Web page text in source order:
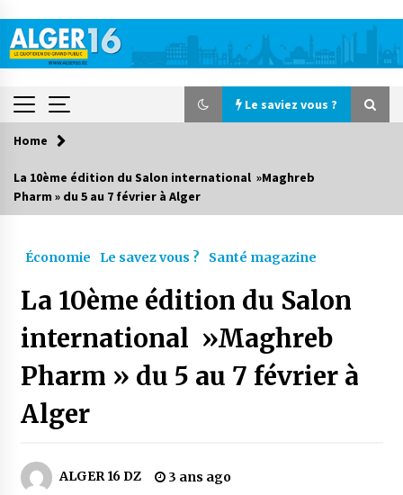
content
Le saviez vous ?
Le saviez vous ?
Le CRA lance une campagne nationale de
Accidents de la circulation : 11 décès et 243
blessés en 24 heures
Début des camps d’été pour un deuxième
groupe d’enfants autistes
6 jours ago
Home
La 10ème édition du Salon international »Maghreb
Pharm » du 5 au 7 février à Alger
Économie Le savez vous ? Santé magazine
La 10ème édition du Salon
international »Maghreb
Pharm » du 5 au 7 février à
Alger
ALGER 16 DZ 3 ans ago